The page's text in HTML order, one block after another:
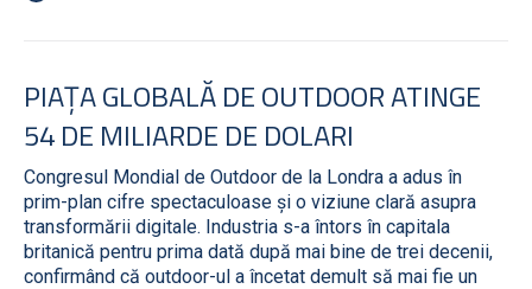
PIAȚA GLOBALĂ DE OUTDOOR ATINGE
54 DE MILIARDE DE DOLARI
Congresul Mondial de Outdoor de la Londra a adus în
prim-plan cifre spectaculoase și o viziune clară asupra
transformării digitale. Industria s-a întors în capitala
britanică pentru prima dată după mai bine de trei decenii,
confirmând că outdoor-ul a încetat demult să mai fie un